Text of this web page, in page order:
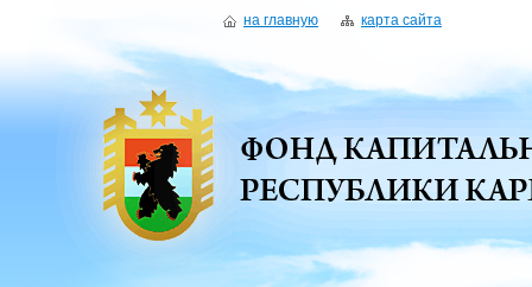
на главную карта сайта